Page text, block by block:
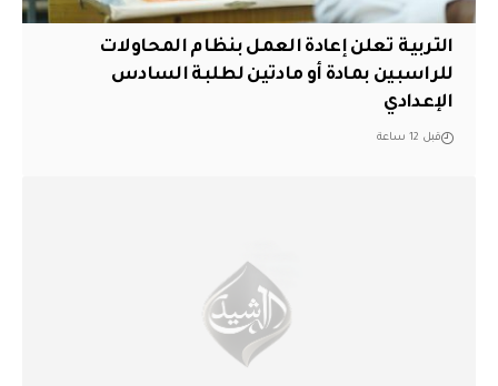
التربية تعلن إعادة العمل بنظام المحاولات
للراسبين بمادة أو مادتين لطلبة السادس
الإعدادي
قبل 12 ساعة